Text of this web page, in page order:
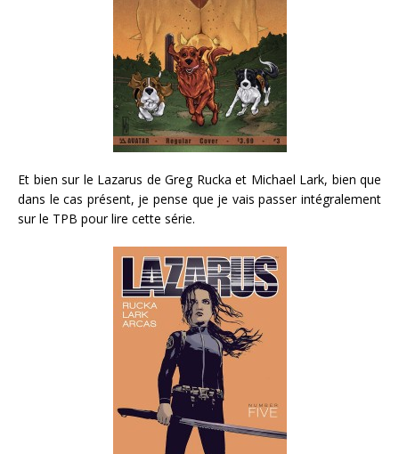
Et bien sur le Lazarus de Greg Rucka et Michael Lark, bien que
dans le cas présent, je pense que je vais passer intégralement
sur le TPB pour lire cette série.